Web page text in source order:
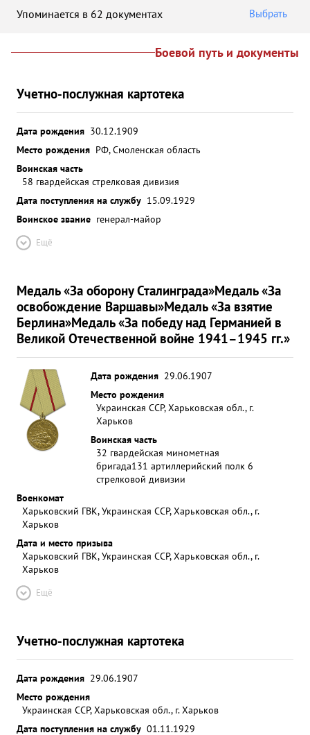
Упоминается в 62 документах Выбрать
Боевой путь и документы
Учетно-послужная картотека
Дата рождения 30.12.1909
Место рождения РФ, Смоленская область
Воинская часть
58 гвардейская стрелковая дивизия
Дата поступления на службу 15.09.1929
Воинское звание генерал-майор
Ещё
Медаль «За оборону Сталинграда»Медаль «За
освобождение Варшавы»Медаль «За взятие
Берлина»Медаль «За победу над Германией в
Великой Отечественной войне 1941–1945 гг.»
Дата рождения 29.06.1907
Место рождения
Украинская ССР, Харьковская обл., г.
Харьков
Воинская часть
32 гвардейская минометная
бригада131 артиллерийский полк 6
стрелковой дивизии
Военкомат
Харьковский ГВК, Украинская ССР, Харьковская обл., г.
Харьков
Дата и место призыва
Харьковский ГВК, Украинская ССР, Харьковская обл., г.
Харьков
Ещё
Учетно-послужная картотека
Дата рождения 29.06.1907
Место рождения
Украинская ССР, Харьковская обл., г. Харьков
Дата поступления на службу 01.11.1929